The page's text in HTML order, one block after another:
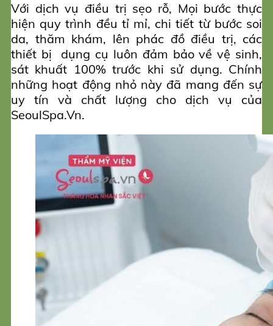
Với dịch vụ điều trị sẹo rỗ, Mọi bước thực
hiện quy trình đều tỉ mỉ, chi tiết từ bước soi
da, thăm khám, lên phác đồ điều trị, các
thiết bị dụng cụ luôn đảm bảo về vệ sinh,
sát khuất 100% trước khi sử dụng. Chính
những hoạt động nhỏ này đã mang đến sự
uy tín và chất lượng cho dịch vụ của
SeoulSpa.Vn.